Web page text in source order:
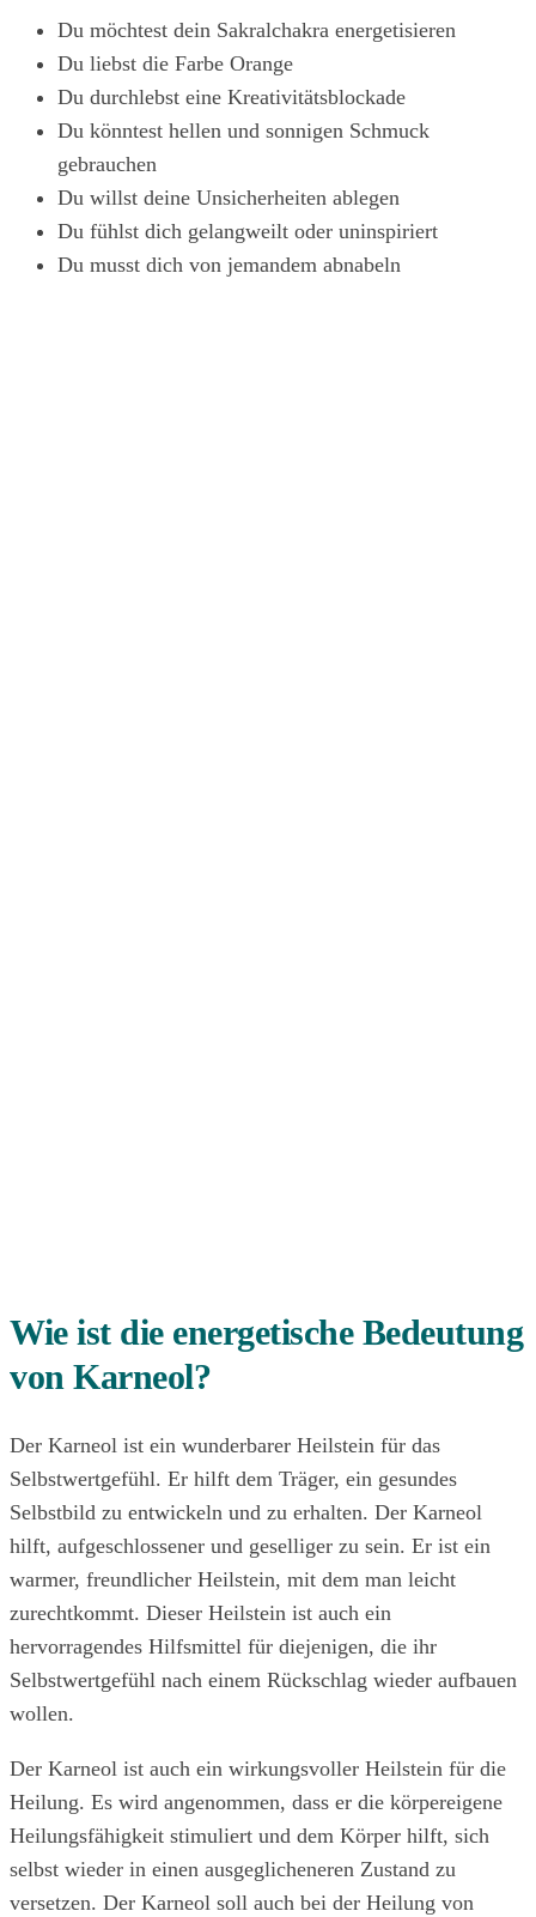
Du möchtest dein Sakralchakra energetisieren
Du liebst die Farbe Orange
Du durchlebst eine Kreativitätsblockade
Du könntest hellen und sonnigen Schmuck
gebrauchen
Du willst deine Unsicherheiten ablegen
Du fühlst dich gelangweilt oder uninspiriert
Du musst dich von jemandem abnabeln
Wie ist die energetische Bedeutung
von Karneol?
Der Karneol ist ein wunderbarer Heilstein für das
Selbstwertgefühl. Er hilft dem Träger, ein gesundes
Selbstbild zu entwickeln und zu erhalten. Der Karneol
hilft, aufgeschlossener und geselliger zu sein. Er ist ein
warmer, freundlicher Heilstein, mit dem man leicht
zurechtkommt. Dieser Heilstein ist auch ein
hervorragendes Hilfsmittel für diejenigen, die ihr
Selbstwertgefühl nach einem Rückschlag wieder aufbauen
wollen.
Der Karneol ist auch ein wirkungsvoller Heilstein für die
Heilung. Es wird angenommen, dass er die körpereigene
Heilungsfähigkeit stimuliert und dem Körper hilft, sich
selbst wieder in einen ausgeglicheneren Zustand zu
versetzen. Der Karneol soll auch bei der Heilung von